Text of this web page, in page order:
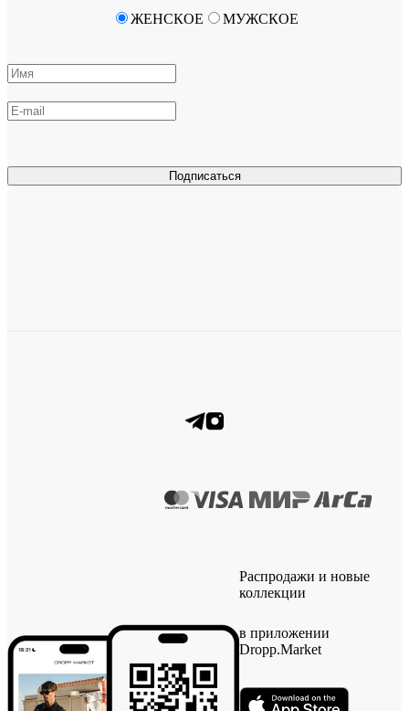
Подписаться
ЖЕНСКОЕ МУЖСКОЕ
Распродажи и новые
коллекции
в приложении
Dropp.Market